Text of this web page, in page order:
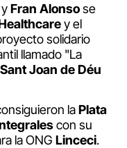
yFran Alonsose
y el
solidario
llamado "La
Joan de Déu
laPlata
con su
la ONG Linceci.